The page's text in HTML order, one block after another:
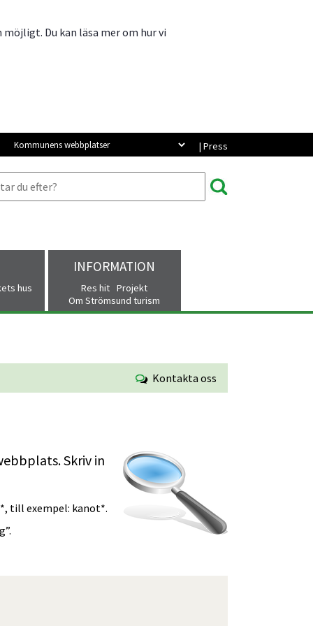
Du kan läsa mer om hur vi
| Press
Kommunens webbplatser
hus
INFORMATION
Res hit Projekt
Om Strömsund turism
Kontakta oss
Skriv in
till exempel: kanot*.